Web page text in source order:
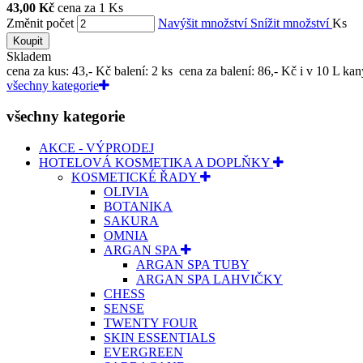
43,00 Kč cena za 1 Ks
Změnit počet
Navýšit množství Snížit množstvíKs
Koupit
Skladem
cena za kus: 43,- Kč balení: 2 ks cena za balení: 86,- Kč i v 10 L
všechny kategorie
všechny kategorie
AKCE - VÝPRODEJ
HOTELOVÁ KOSMETIKA A DOPLŇKY
KOSMETICKÉ ŘADY
OLIVIA
BOTANIKA
SAKURA
OMNIA
ARGAN SPA
ARGAN SPA TUBY
ARGAN SPA LAHVIČKY
CHESS
SENSE
TWENTY FOUR
SKIN ESSENTIALS
EVERGREEN